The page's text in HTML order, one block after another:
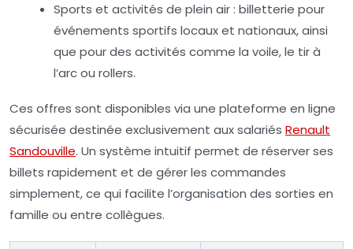
Sports et activités de plein air : billetterie pour
événements sportifs locaux et nationaux, ainsi
que pour des activités comme la voile, le tir à
l’arc ou rollers.
Ces offres sont disponibles via une plateforme en ligne
sécurisée destinée exclusivement aux salariés Renault
Sandouville. Un système intuitif permet de réserver ses
billets rapidement et de gérer les commandes
simplement, ce qui facilite l’organisation des sorties en
famille ou entre collègues.